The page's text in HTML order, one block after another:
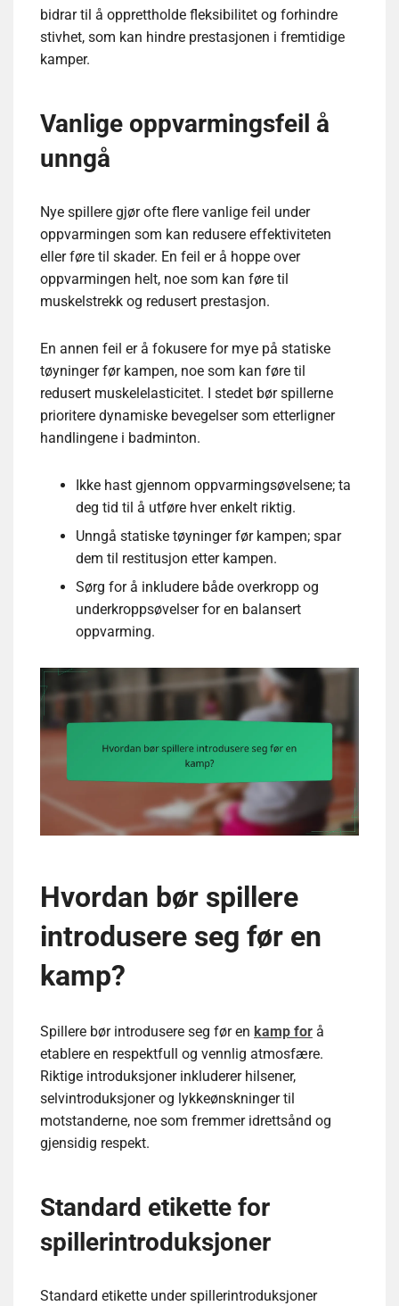
bidrar til å opprettholde fleksibilitet og forhindre
stivhet, som kan hindre prestasjonen i fremtidige
kamper.
Vanlige oppvarmingsfeil å
unngå
Nye spillere gjør ofte flere vanlige feil under
oppvarmingen som kan redusere effektiviteten
eller føre til skader. En feil er å hoppe over
oppvarmingen helt, noe som kan føre til
muskelstrekk og redusert prestasjon.
En annen feil er å fokusere for mye på statiske
tøyninger før kampen, noe som kan føre til
redusert muskelelasticitet. I stedet bør spillerne
prioritere dynamiske bevegelser som etterligner
handlingene i badminton.
Ikke hast gjennom oppvarmingsøvelsene; ta
deg tid til å utføre hver enkelt riktig.
Unngå statiske tøyninger før kampen; spar
dem til restitusjon etter kampen.
Sørg for å inkludere både overkropp og
underkroppsøvelser for en balansert
oppvarming.
Hvordan bør spillere
introdusere seg før en
kamp?
Spillere bør introdusere seg før en kamp for å
etablere en respektfull og vennlig atmosfære.
Riktige introduksjoner inkluderer hilsener,
selvintroduksjoner og lykkeønskninger til
motstanderne, noe som fremmer idrettsånd og
gjensidig respekt.
Standard etikette for
spillerintroduksjoner
Standard etikette under spillerintroduksjoner